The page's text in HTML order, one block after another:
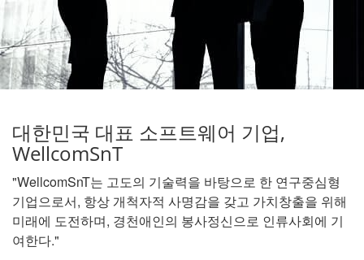
대한민국 대표 소프트웨어 기업,
WellcomSnT
"WellcomSnT는 고도의 기술력을 바탕으로 한 연구중심형
기업으로서, 항상 개척자적 사명감을 갖고 가치창출을 위해
미래에 도전하며, 경천애인의 봉사정신으로 인류사회에 기
여한다."